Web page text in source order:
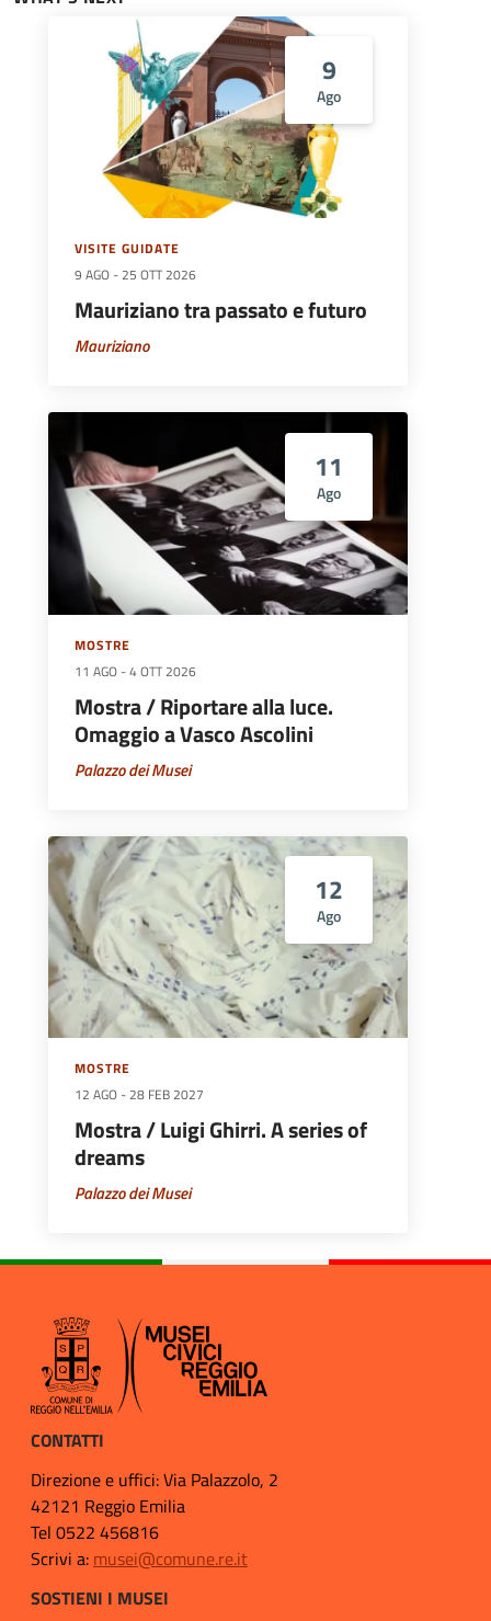
9
Ago
VISITE GUIDATE
9 AGO -25 OTT 2026
Mauriziano tra passato e futuro
Mauriziano
11
Ago
MOSTRE
11 AGO -4 OTT 2026
Mostra / Riportare alla luce.
Omaggio a Vasco Ascolini
Palazzo dei Musei
12
Ago
MOSTRE
12 AGO -28 FEB 2027
Mostra / Luigi Ghirri. A series of
dreams
Palazzo dei Musei
CONTATTI
Direzione e uffici: Via Palazzolo, 2
42121 Reggio Emilia
Tel 0522 456816
Scrivi a: musei@comune.re.it
SOSTIENI I MUSEI